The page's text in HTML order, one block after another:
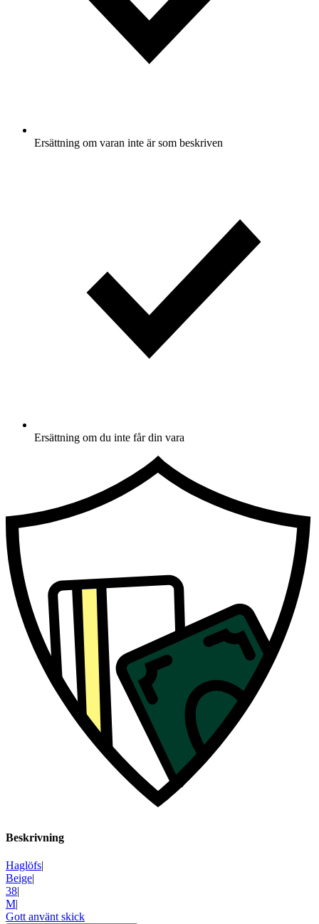
Ersättning om varan inte är som beskriven
Ersättning om du inte får din vara
Beskrivning
Haglöfs|
Beige|
38|
M|
Gott använt skick